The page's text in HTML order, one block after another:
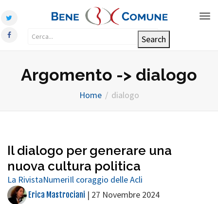
Argomento -> dialogo
Home dialogo
Il dialogo per generare una
nuova cultura politica
La RivistaNumeriIl coraggio delle Acli
Erica Mastrociani | 27 Novembre 2024